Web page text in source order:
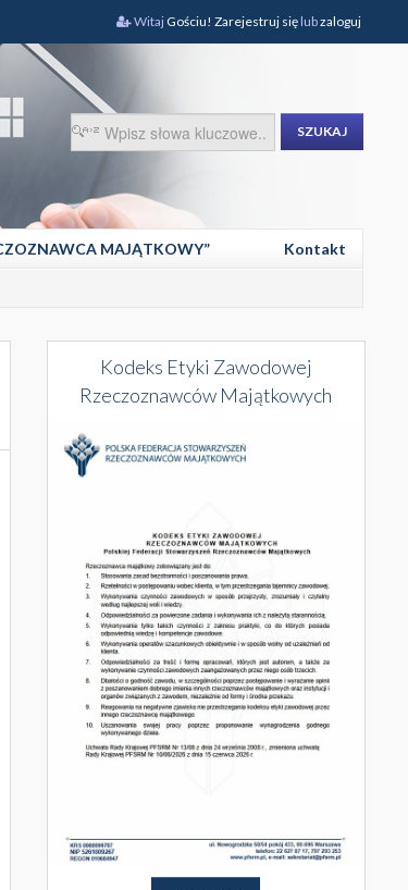
zaloguj
lub
Zarejestruj się
Gościu!
Witaj
SZUKAJ
MAJĄTKOWY” Kontakt
Kodeks Etyki Zawodowej
Rzeczoznawców Majątkowych